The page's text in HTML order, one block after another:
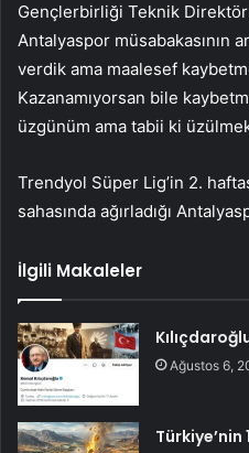
Gençlerbirliği Teknik
Antalyaspor müsabakasının
verdik ama maalesef
Kazanamıyorsan bile
üzgünüm ama tabii ki
Trendyol Süper Lig’in 2.
sahasında ağırladığı
İlgili Makaleler
Ağustos 6,
Türkiye’nin